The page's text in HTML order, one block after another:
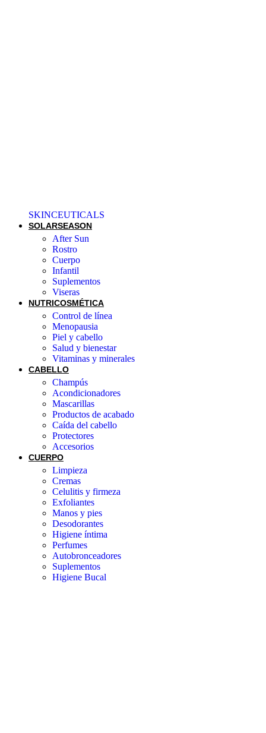
SKINCEUTICALS
SOLARSEASON
After Sun
Rostro
Cuerpo
Infantil
Suplementos
Viseras
NUTRICOSMÉTICA
Control de línea
Menopausia
Piel y cabello
Salud y bienestar
Vitaminas y minerales
CABELLO
Champús
Acondicionadores
Mascarillas
Productos de acabado
Caída del cabello
Protectores
Accesorios
CUERPO
Limpieza
Cremas
Celulitis y firmeza
Exfoliantes
Manos y pies
Desodorantes
Higiene íntima
Perfumes
Autobronceadores
Suplementos
Higiene Bucal